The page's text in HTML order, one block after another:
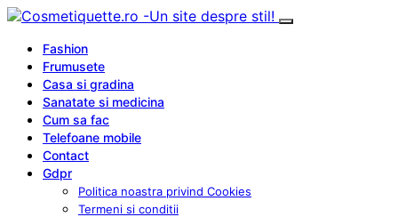
Fashion
Frumusete
Casa si gradina
Sanatate si medicina
Cum sa fac
Telefoane mobile
Contact
Gdpr
Politica noastra privind Cookies
Termeni si conditii